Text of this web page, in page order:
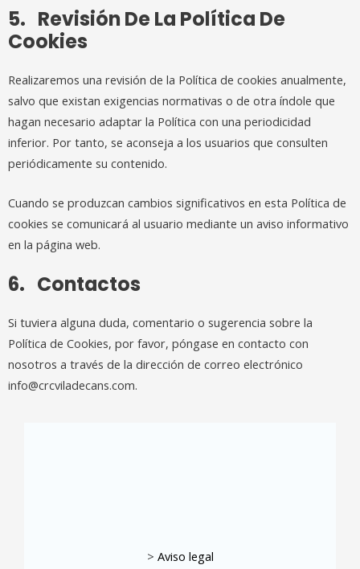
5. Revisión De La Política De
Cookies
Realizaremos una revisión de la Política de cookies anualmente,
salvo que existan exigencias normativas o de otra índole que
hagan necesario adaptar la Política con una periodicidad
inferior. Por tanto, se aconseja a los usuarios que consulten
periódicamente su contenido.
Cuando se produzcan cambios significativos en esta Política de
cookies se comunicará al usuario mediante un aviso informativo
en la página web.
6. Contactos
Si tuviera alguna duda, comentario o sugerencia sobre la
Política de Cookies, por favor, póngase en contacto con
nosotros a través de la dirección de correo electrónico
info@crcviladecans.com.
> Aviso legal